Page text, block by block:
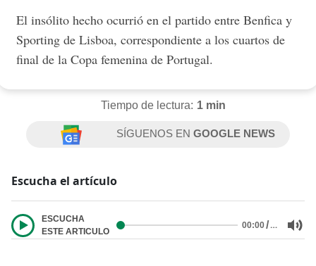
El insólito hecho ocurrió en el partido entre Benfica y
Sporting de Lisboa, correspondiente a los cuartos de
final de la Copa femenina de Portugal.
Tiempo de lectura: 1 min
SÍGUENOS ENGOOGLE NEWS
Escucha el artículo
ESCUCHA
ESTE ARTICULO
00:00/…